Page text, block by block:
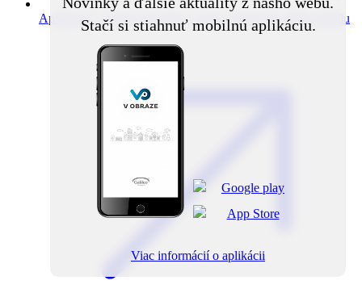
Aplikácia V obraze Novinky z obce priamo do vášho mobilu
Stačí si stiahnuť mobilnú aplikáciu.
Viac informácií o aplikácii